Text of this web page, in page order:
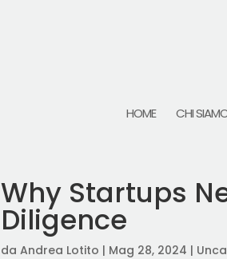
HOME CHI
Why Startups
Diligence
daAndrea Lotito | Mag 28, 2024 |